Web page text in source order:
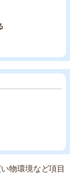
物環境など項目